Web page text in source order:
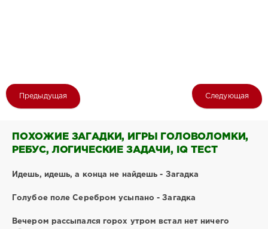
Предыдущая Следующая
ПОХОЖИЕ ЗАГАДКИ, ИГРЫ ГОЛОВОЛОМКИ,
РЕБУС, ЛОГИЧЕСКИЕ ЗАДАЧИ, IQ ТЕСТ
Идешь, идешь, а конца не найдешь - Загадка
Голубое поле Серебром усыпано - Загадка
Вечером рассыпался горох утром встал нет ничего